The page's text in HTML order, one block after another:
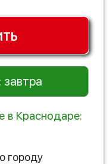
завтра
в Краснодаре:
городу